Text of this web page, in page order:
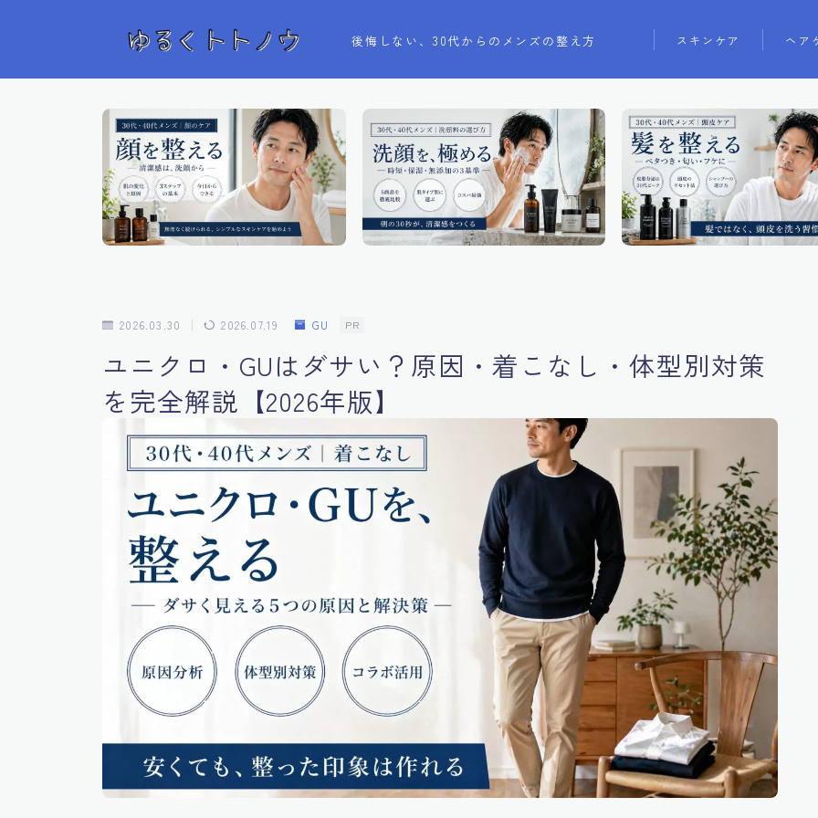
後悔しない、30代からのメンズの整え方 スキンケア ヘア
2026.03.30 2026.07.19 GU PR
ユニクロ・GUはダサい？原因・着こなし・体型別対策
を完全解説【2026年版】